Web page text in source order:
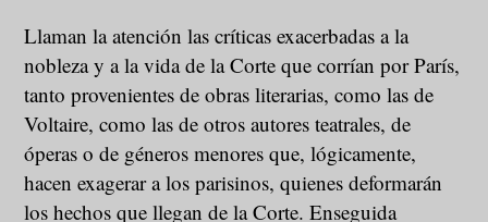
Llaman la atención las críticas exacerbadas a la
nobleza y a la vida de la Corte que corrían por París,
tanto provenientes de obras literarias, como las de
Voltaire, como las de otros autores teatrales, de
óperas o de géneros menores que, lógicamente,
hacen exagerar a los parisinos, quienes deformarán
los hechos que llegan de la Corte. Enseguida